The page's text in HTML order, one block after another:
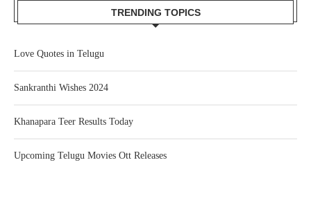
TRENDING TOPICS
Love Quotes in Telugu
Sankranthi Wishes 2024
Khanapara Teer Results Today
Upcoming Telugu Movies Ott Releases